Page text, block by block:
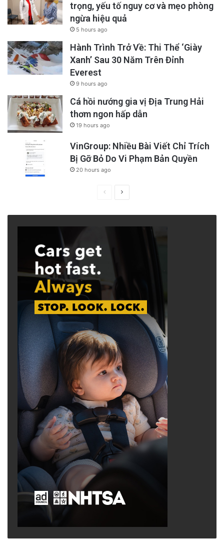
trọng, yếu tố nguy cơ và mẹo phòng
ngừa hiệu quả
5 hours ago
Hành Trình Trở Về: Thi Thể ‘Giày
Xanh’ Sau 30 Năm Trên Đỉnh
Everest
9 hours ago
Cá hồi nướng gia vị Địa Trung Hải
thơm ngon hấp dẫn
19 hours ago
VinGroup: Nhiều Bài Viết Chỉ Trích
Bị Gỡ Bỏ Do Vi Phạm Bản Quyền
20 hours ago
PreviousNext